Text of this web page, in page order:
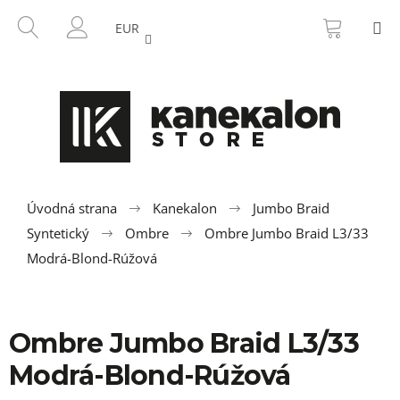
HĽADAŤ
PRIHLÁSENIE
EUR KOŠÍK
Úvodná strana Kanekalon
Jumbo Braid
Syntetický
Ombre
Ombre Jumbo Braid L3/33
Modrá-Blond-Rúžová
Ombre Jumbo Braid L3/33
Modrá-Blond-Rúžová
SPÄŤ
SPÄŤ
e
b
e
t
e